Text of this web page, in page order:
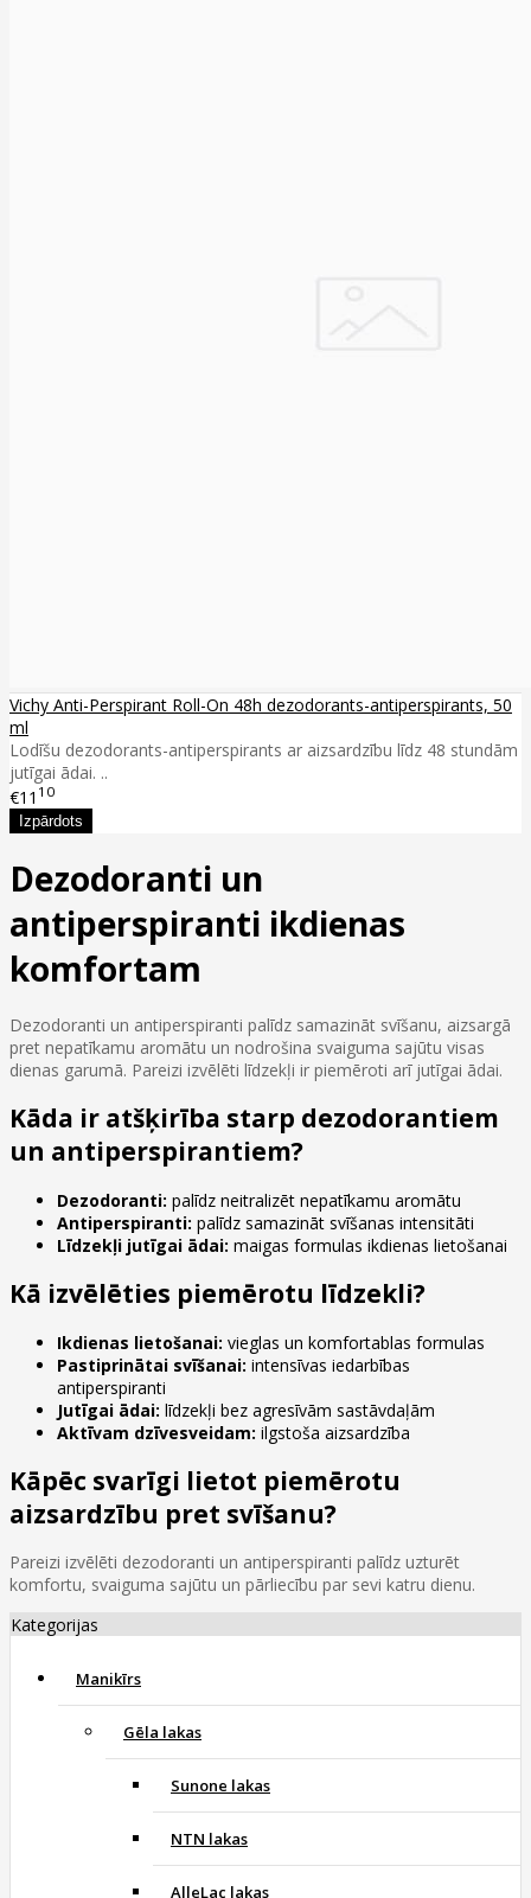
Vichy Anti-Perspirant Roll-On 48h dezodorants-antiperspirants, 50
ml
Lodīšu dezodorants-antiperspirants ar aizsardzību līdz 48 stundām
jutīgai ādai. ..
€11 10
Dezodoranti un
antiperspiranti ikdienas
komfortam
Dezodoranti un antiperspiranti palīdz samazināt svīšanu, aizsargā
pret nepatīkamu aromātu un nodrošina svaiguma sajūtu visas
dienas garumā. Pareizi izvēlēti līdzekļi ir piemēroti arī jutīgai ādai.
Kāda ir atšķirība starp dezodorantiem
un antiperspirantiem?
Dezodoranti: palīdz neitralizēt nepatīkamu aromātu
Antiperspiranti: palīdz samazināt svīšanas intensitāti
Līdzekļi jutīgai ādai: maigas formulas ikdienas lietošanai
Kā izvēlēties piemērotu līdzekli?
Ikdienas lietošanai: vieglas un komfortablas formulas
Pastiprinātai svīšanai: intensīvas iedarbības
antiperspiranti
Jutīgai ādai: līdzekļi bez agresīvām sastāvdaļām
Aktīvam dzīvesveidam: ilgstoša aizsardzība
Kāpēc svarīgi lietot piemērotu
aizsardzību pret svīšanu?
Pareizi izvēlēti dezodoranti un antiperspiranti palīdz uzturēt
komfortu, svaiguma sajūtu un pārliecību par sevi katru dienu.
Kategorijas
Manikīrs
Gēla lakas
Sunone lakas
NTN lakas
AlleLac lakas